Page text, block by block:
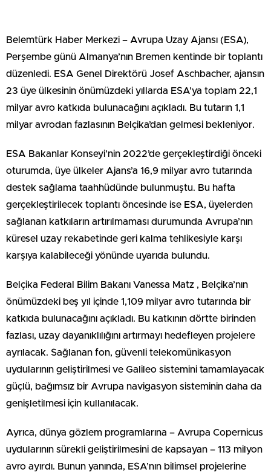
Belemtürk Haber Merkezi – Avrupa Uzay Ajansı (ESA),
Perşembe günü Almanya’nın Bremen kentinde bir toplantı
düzenledi. ESA Genel Direktörü Josef Aschbacher, ajansın
23 üye ülkesinin önümüzdeki yıllarda ESA’ya toplam 22,1
milyar avro katkıda bulunacağını açıkladı. Bu tutarın 1,1
milyar avrodan fazlasının Belçika’dan gelmesi bekleniyor.
ESA Bakanlar Konseyi’nin 2022’de gerçekleştirdiği önceki
oturumda, üye ülkeler Ajans’a 16,9 milyar avro tutarında
destek sağlama taahhüdünde bulunmuştu. Bu hafta
gerçekleştirilecek toplantı öncesinde ise ESA, üyelerden
sağlanan katkıların artırılmaması durumunda Avrupa’nın
küresel uzay rekabetinde geri kalma tehlikesiyle karşı
karşıya kalabileceği yönünde uyarıda bulundu.
Belçika Federal Bilim Bakanı Vanessa Matz , Belçika’nın
önümüzdeki beş yıl içinde 1,109 milyar avro tutarında bir
katkıda bulunacağını açıkladı. Bu katkının dörtte birinden
fazlası, uzay dayanıklılığını artırmayı hedefleyen projelere
ayrılacak. Sağlanan fon, güvenli telekomünikasyon
uydularının geliştirilmesi ve Galileo sistemini tamamlayacak
güçlü, bağımsız bir Avrupa navigasyon sisteminin daha da
genişletilmesi için kullanılacak.
Ayrıca, dünya gözlem programlarına – Avrupa Copernicus
uydularının sürekli geliştirilmesini de kapsayan – 113 milyon
avro ayırdı. Bunun yanında, ESA’nın bilimsel projelerine